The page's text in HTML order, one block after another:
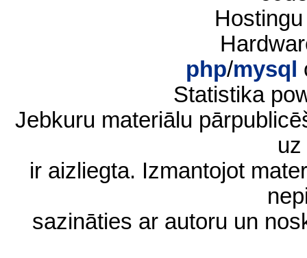
php/mysql
Statistika
Jebkuru materiālu
ir aizliegta. Izmantojot
sazināties ar autoru un